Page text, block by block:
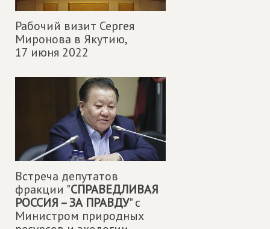
Рабочий визит Сергея
Миронова в Якутию,
17 июня 2022
Встреча депутатов
фракции "СПРАВЕДЛИВАЯ
РОССИЯ – ЗА ПРАВДУ" с
Министром природных